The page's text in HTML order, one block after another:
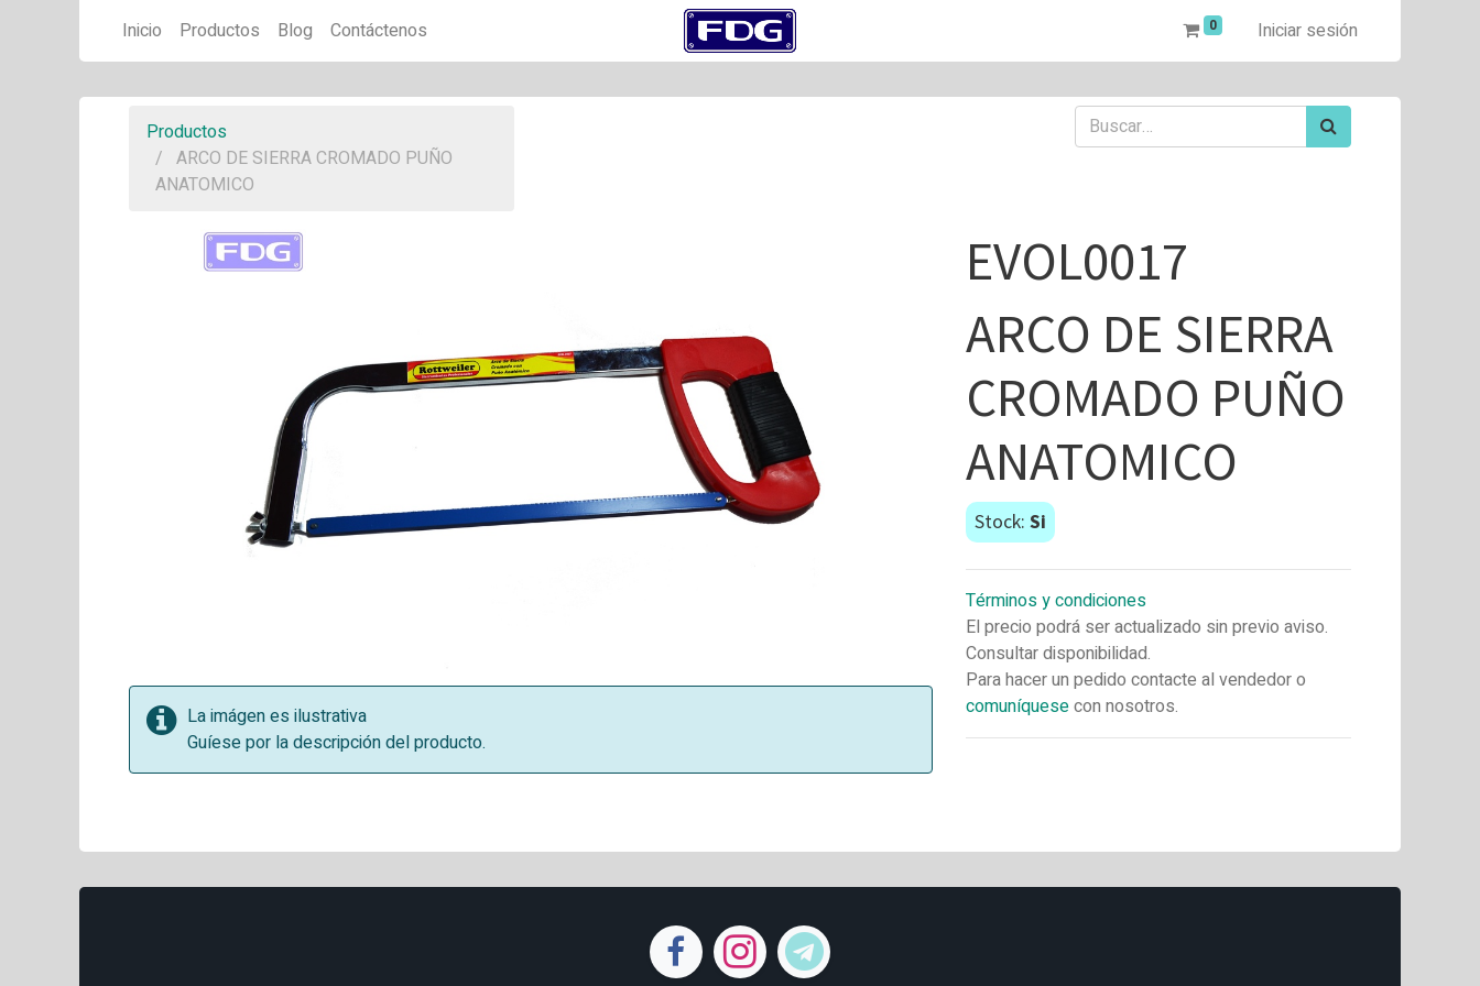
Inicio Productos Blog Contáctenos 0 Iniciar sesión
Productos
ARCO DE SIERRA CROMADO PUÑO
ANATOMICO
La imágen es ilustrativa
Guíese por la descripción del producto.
EVOL0017
ARCO DE SIERRA
CROMADO PUÑO
ANATOMICO
Stock: Si
Términos y condiciones
El precio podrá ser actualizado sin previo aviso.
Consultar disponibilidad.
Para hacer un pedido contacte al vendedor o
comuníquesecon nosotros.